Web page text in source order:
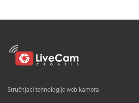
Stručnjaci tehnologije web kamera